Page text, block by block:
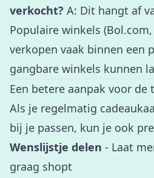
verkocht? A: Dit hangt af
Populaire winkels
verkopen vaak binnen een
gangbare winkels kunnen
Een betere aanpak voor de
Als je regelmatig
bij je passen, kun je ook
Wenslijstje delen - Laat
graag shopt